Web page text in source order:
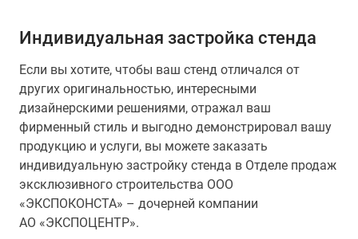
Индивидуальная застройка стенда
Если вы хотите, чтобы ваш стенд отличался от
других оригинальностью, интересными
дизайнерскими решениями, отражал ваш
фирменный стиль и выгодно демонстрировал вашу
продукцию и услуги, вы можете заказать
индивидуальную застройку стенда в Отделе продаж
эксклюзивного строительства ООО
«ЭКСПОКОНСТА» – дочерней компании
АО «ЭКСПОЦЕНТР».